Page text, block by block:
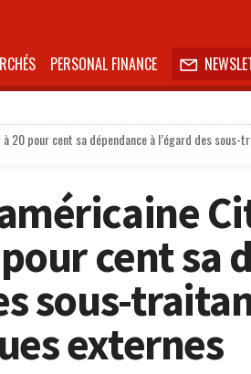
PERSONAL FINANCE 
20 pour cent sa dépendance à l’égard des
cent sa
sous-
externes